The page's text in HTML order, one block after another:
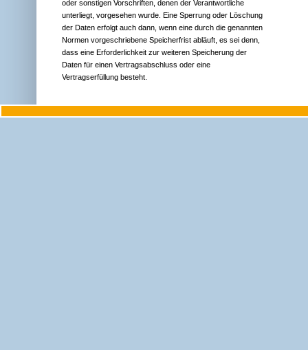
oder sonstigen Vorschriften, denen der Verantwortliche
unterliegt, vorgesehen wurde. Eine Sperrung oder Löschung
der Daten erfolgt auch dann, wenn eine durch die genannten
Normen vorgeschriebene Speicherfrist abläuft, es sei denn,
dass eine Erforderlichkeit zur weiteren Speicherung der
Daten für einen Vertragsabschluss oder eine
Vertragserfüllung besteht.